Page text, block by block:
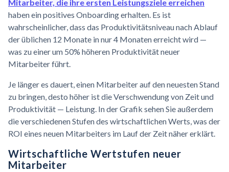
Mitarbeiter, die ihre ersten Leistungsziele erreichen
haben ein positives Onboarding erhalten. Es ist
wahrscheinlicher, dass das Produktivitätsniveau nach Ablauf
der üblichen 12 Monate in nur 4 Monaten erreicht wird —
was zu einer um 50% höheren Produktivität neuer
Mitarbeiter führt.
Je länger es dauert, einen Mitarbeiter auf den neuesten Stand
zu bringen, desto höher ist die Verschwendung von Zeit und
Produktivität — Leistung. In der Grafik sehen Sie außerdem
die verschiedenen Stufen des wirtschaftlichen Werts, was der
ROI eines neuen Mitarbeiters im Lauf der Zeit näher erklärt.
Wirtschaftliche Wertstufen neuer
Mitarbeiter